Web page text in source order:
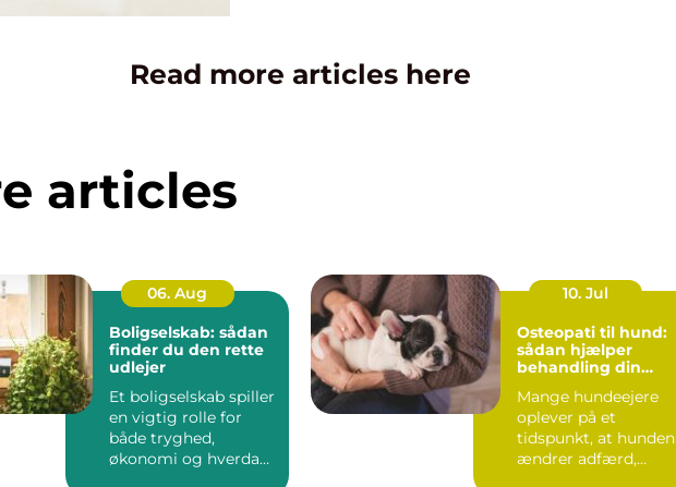
Read more articles here
articles
06. Aug
Boligselskab: sådan
finder du den rette
udlejer
Et boligselskab spiller
en vigtig rolle for
både tryghed,
økonomi og hverdag,
10. Jul
Osteopati til hund:
sådan hjælper
behandling din
Mange hundeejere
oplever på et
tidspunkt, at hunden
ændrer adfærd,